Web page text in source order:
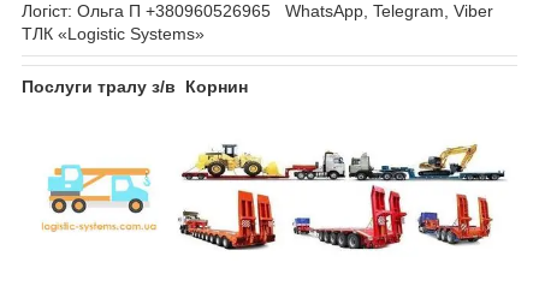
Логіст: Ольга П +380960526965 WhatsApp, Telegram, Viber
ТЛК «Logistic Systems»
Послуги тралу з/в Корнин